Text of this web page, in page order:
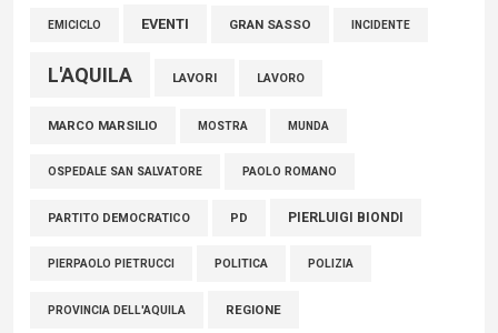
EMICICLO EVENTI GRAN SASSO INCIDENTE
L'AQUILA LAVORI LAVORO
MARCO MARSILIO MOSTRA MUNDA
OSPEDALE SAN SALVATORE PAOLO ROMANO
PARTITO DEMOCRATICO PD PIERLUIGI BIONDI
PIERPAOLO PIETRUCCI POLITICA POLIZIA
PROVINCIA DELL'AQUILA REGIONE